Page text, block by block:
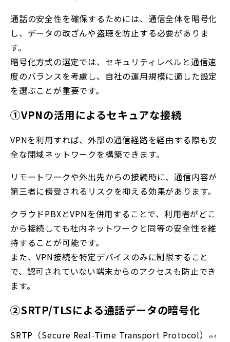
通話の安全性を確保するためには、通信全体を暗号化
し、データの改ざんや盗聴を防止する必要がありま
す。
暗号化方式の選定では、セキュリティレベルと通信速
度のバランスを考慮し、自社の運用規模に適した設定
を選ぶことが重要です。
①VPNの活用によるセキュアな接続
VPNを利用すれば、外部の通信経路を経由する際も安
全な閉域ネットワークを構築できます。
リモートワークや外出先からの接続時に、通信内容が
第三者に傍受されるリスクを抑える効果があります。
クラウドPBXとVPNを併用することで、利用者がどこ
から接続しても社内ネットワークと同等の安全性を維
持することが可能です。
また、VPN接続を特定デバイスのみに制限すること
で、認可されていない端末からのアクセスも防止でき
ます。
②SRTP/TLSによる通話データの暗号化
SRTP（Secure Real-Time Transport Protocol） ※4